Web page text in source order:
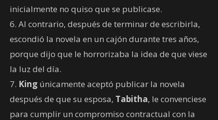
inicialmente no quiso que se publicase.
6. Al contrario, después de terminar de escribirla,
escondió la novela en un cajón durante tres años,
porque dijo que le horrorizaba la idea de que viese
la luz del día.
7. King únicamente aceptó publicar la novela
después de que su esposa, Tabitha, le convenciese
para cumplir un compromiso contractual con la